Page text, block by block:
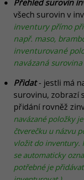
Přehled surovin
všech surovin v
inventury přímo
např. maso,
inventurované
navázaná
Přidat- jestli má
surovinu, zobrazí
přidání rovněž
navázané položky
čtverečku u názvu
vložit do inventury.
se automaticky
potřebné je